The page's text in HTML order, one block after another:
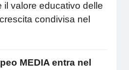
il valore educativo delle
condivisa nel
MEDIA entra nel